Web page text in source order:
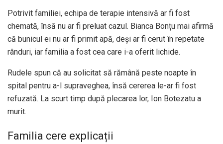
Potrivit familiei, echipa de terapie intensivă ar fi fost
chemată, însă nu ar fi preluat cazul. Bianca Bonțu mai afirmă
că bunicul ei nu ar fi primit apă, deși ar fi cerut în repetate
rânduri, iar familia a fost cea care i-a oferit lichide.
Rudele spun că au solicitat să rămână peste noapte în
spital pentru a-l supraveghea, însă cererea le-ar fi fost
refuzată. La scurt timp după plecarea lor, Ion Botezatu a
murit.
Familia cere explicații